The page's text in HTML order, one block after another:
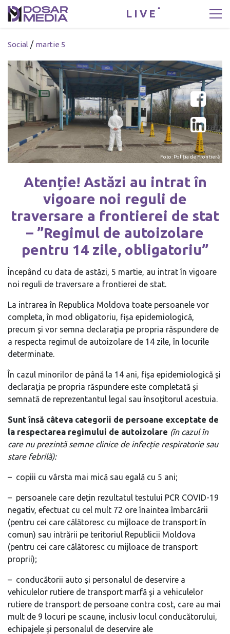
LIVE
Social / martie 5
Foto: Poliția de Frontieră
Atenție! Astăzi au intrat în
vigoare noi reguli de
traversare a frontierei de stat
– ”Regimul de autoizolare
pentru 14 zile, obligatoriu”
Începând cu data de astăzi, 5 martie, au intrat în vigoare
noi reguli de traversare a frontierei de stat.
La intrarea în Republica Moldova toate persoanele vor
completa, în mod obligatoriu, fișa epidemiologică,
precum şi vor semna declaraţia pe propria răspundere de
a respecta regimul de autoizolare de 14 zile, în locurile
determinate.
În cazul minorilor de până la 14 ani, fişa epidemiologică şi
declaraţia pe propria răspundere este completată şi
semnată de reprezentantul legal sau însoţitorul acestuia.
Sunt însă câteva categorii de persoane exceptate de
la respectarea regimului de autoizolare (în cazul în
care nu prezintă semne clinice de infecție respiratorie sau
stare febrilă):
– copiii cu vârsta mai mică sau egală cu 5 ani;
– persoanele care dețin rezultatul testului PCR COVID-19
negativ, efectuat cu cel mult 72 ore înaintea îmbarcării
(pentru cei care călătoresc cu mijloace de transport în
comun) sau intrării pe teritoriul Republicii Moldova
(pentru cei care călătoresc cu mijloace de transport
proprii);
– conducătorii auto şi personalul de deservire a
vehiculelor rutiere de transport marfă şi a vehiculelor
rutiere de transport de persoane contra cost, care au mai
mult de 9 locuri pe scaune, inclusiv locul conducătorului,
echipajele şi personalul de deservire ale